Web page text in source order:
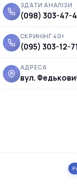
ЗДАТИ АНАЛІЗИ
(098) 303-47-
СКРИНІНГ 40+
(095) 303-12-71
АДРЕСА
вул.